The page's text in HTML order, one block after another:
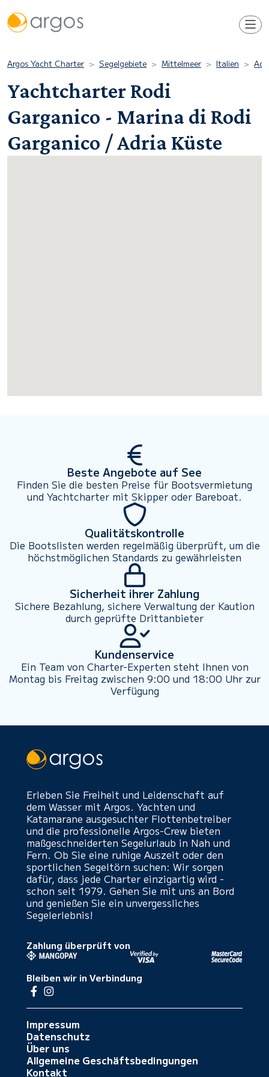
Argos Yacht Charter Segelgebiete Mittelmeer Italien
Yachtcharter Rodi
Garganico - Marina di Rodi
Garganico / Adria Küste
Beste Angebote auf See
Finden Sie die besten Preise für Bootsvermietung
und Yachtcharter mit Skipper oder Bareboat.
Qualitätskontrolle
Die Bootslisten werden regelmäßig überprüft, um die
höchstmöglichen Standards zu gewährleisten
Sicherheit ihrer Zahlung
Sichere Bezahlung, sichere Verwaltung der Kaution
durch geprüfte Drittanbieter
Kundenservice
Ein Team von Charter-Experten steht Ihnen von
Montag bis Freitag zwischen 9:00 und 18:00 Uhr zur
Verfügung
Erleben Sie Freiheit und Leidenschaft auf
dem Wasser mit Argos. Yachten und
Katamarane ausgesuchter Flottenbetreiber
und die professionelle Argos-Crew bieten
maßgeschneiderten Segelurlaub in Nah und
Fern. Ob Sie eine ruhige Auszeit oder den
sportlichen Segeltörn suchen: Wir sorgen
dafür, dass jede Charter einzigartig wird -
schon seit 1979. Gehen Sie mit uns an Bord
und genießen Sie ein unvergessliches
Segelerlebnis!
Zahlung überprüft von
Bleiben wir in Verbindung
Impressum
Datenschutz
Über uns
Allgemeine Geschäftsbedingungen
Kontakt